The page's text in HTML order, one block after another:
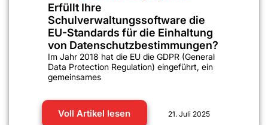
Erfüllt Ihre
Schulverwaltungssoftware die
EU-Standards für die Einhaltung
von Datenschutzbestimmungen?
Im Jahr 2018 hat die EU die GDPR (General
Data Protection Regulation) eingeführt, ein
gemeinsames
Voll Artikel lesen 21. Juli 2025